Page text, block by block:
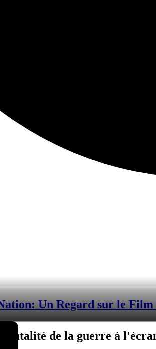
Un Regard sur le Film
brutalité de la guerre à